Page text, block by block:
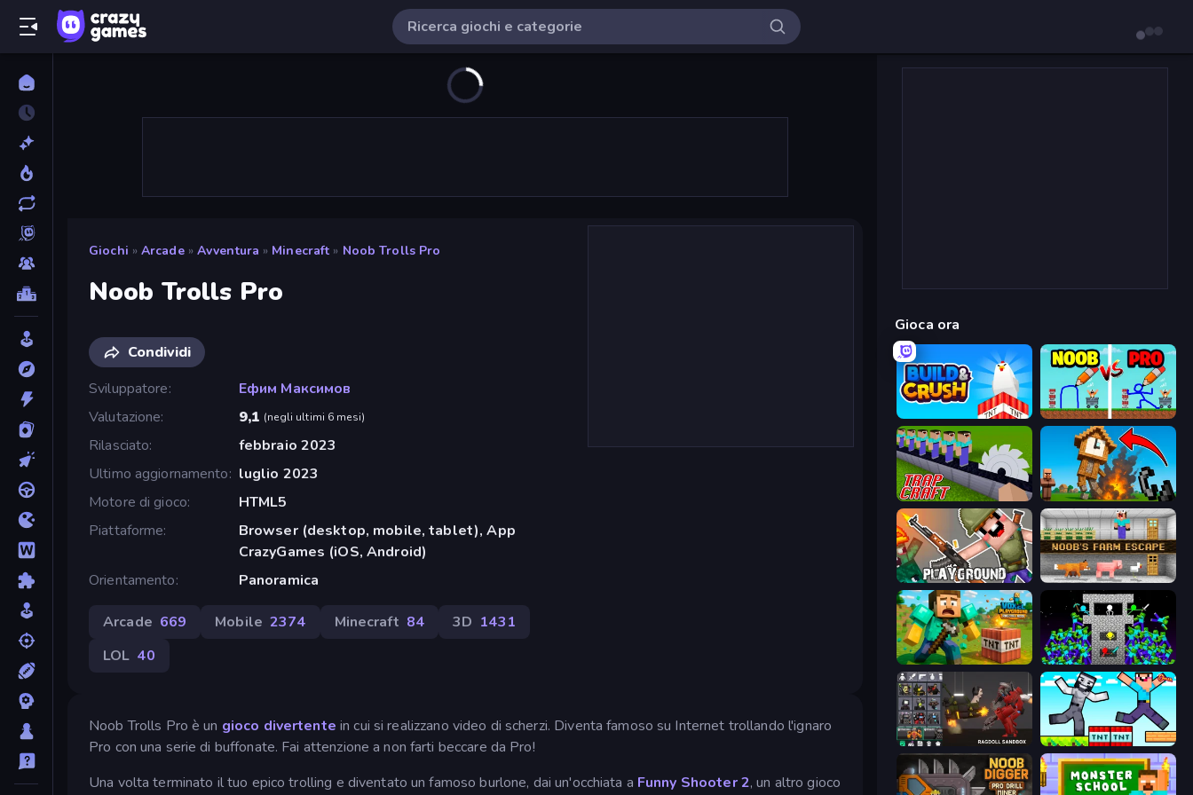
Giochi » Arcade » Avventura » Minecraft » Noob Trolls Pro
Noob Trolls Pro
Condividi
Sviluppatore
Ефим Максимов
Valutazione
9,1 (negli ultimi 6 mesi)
Rilasciato
febbraio 2023
Ultimo aggiornamento
luglio 2023
Motore di gioco
HTML5
Piattaforme
Browser (desktop, mobile, tablet), App
CrazyGames (iOS, Android)
Orientamento
Panoramica
Arcade 669 Mobile 2374 Minecraft 84 3D 1431
LOL 40
Noob Trolls Pro è un gioco divertente in cui si realizzano video di scherzi. Diventa famoso su Internet trollando l'ignaro
Pro con una serie di buffonate. Fai attenzione a non farti beccare da Pro!
Una volta terminato il tuo epico trolling e diventato un famoso burlone, dai un'occhiata a Funny Shooter 2, un altro gioco
Gioca ora
Build and Crush DOP Noob: Draw to Save
Trap Craft Noob Fuse
Playground Noob's Farm Escape
Voxel Playground: Ragdoll Noob Stick Epic Fighter
Last Play: Ragdoll Sandbox Noob Gigachad: Parkour Tricks Challenge